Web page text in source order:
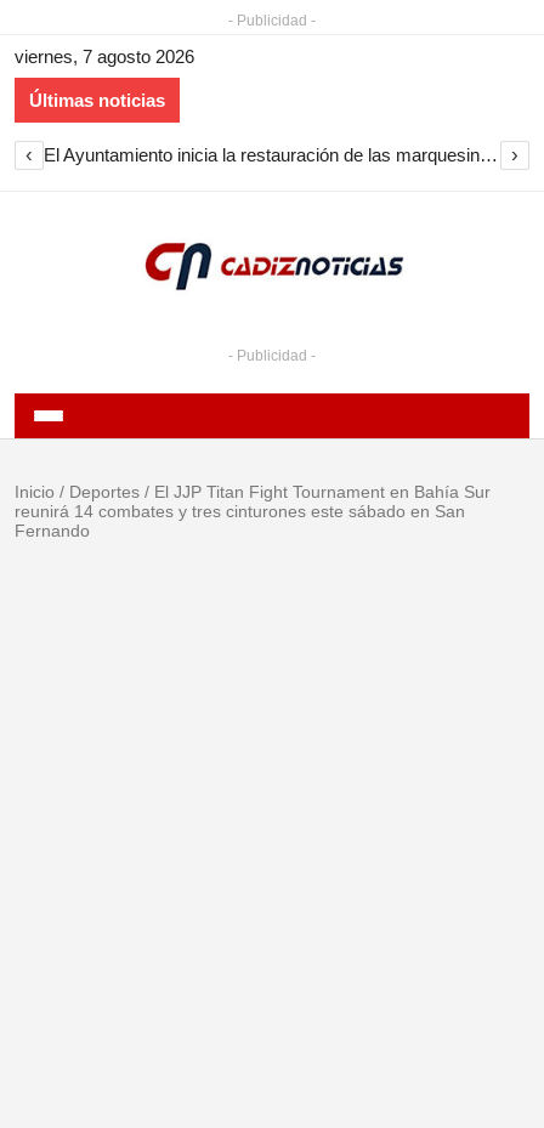
- Publicidad -
viernes, 7 agosto 2026
Últimas noticias
‹ El Ayuntamiento inicia la restauración de las marquesinas de Plaza Esteve para volver a instalarlas en el centro de Jerez ›
- Publicidad -
Inicio / Deportes / El JJP Titan Fight Tournament en Bahía Sur
reunirá 14 combates y tres cinturones este sábado en San
Fernando